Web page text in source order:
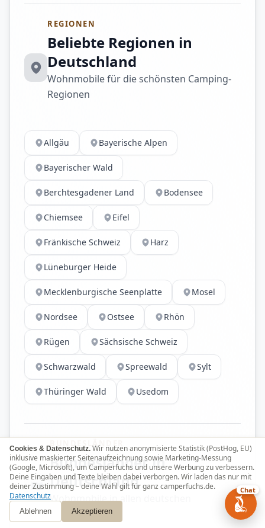
REGIONEN
Beliebte Regionen in
Deutschland
Wohnmobile für die schönsten Camping-
Regionen
Allgäu Bayerische Alpen
Bayerischer Wald
Berchtesgadener Land Bodensee
Chiemsee Eifel
Fränkische Schweiz Harz
Lüneburger Heide
Mecklenburgische Seenplatte Mosel
Nordsee Ostsee Rhön
Rügen Sächsische Schweiz
Schwarzwald Spreewald Sylt
Thüringer Wald Usedom
BUNDESLÄNDER
Bundesländer in
Deutschland
Wohnmobile in allen deutschen
Bundesländern
Cookies & Datenschutz. Wir nutzen anonymisierte Statistik (PostHog, EU)
inklusive maskierter Seitenaufzeichnung sowie Marketing-Messung
(Google, Microsoft), um Camperfuchs und unsere Werbung zu verbessern.
Deine Eingaben und Texte bleiben dabei verborgen. Wir laden das nur mit
deiner Zustimmung – deine Wahl gilt für ganz camperfuchs.de.
Datenschutz
Ablehnen Akzeptieren
Chat